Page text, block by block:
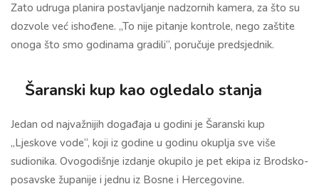
Zato udruga planira postavljanje nadzornih kamera, za što su
dozvole već ishođene. „To nije pitanje kontrole, nego zaštite
onoga što smo godinama gradili“, poručuje predsjednik.
Šaranski kup kao ogledalo stanja
Jedan od najvažnijih događaja u godini je Šaranski kup
„Ljeskove vode“, koji iz godine u godinu okuplja sve više
sudionika. Ovogodišnje izdanje okupilo je pet ekipa iz Brodsko-
posavske županije i jednu iz Bosne i Hercegovine.